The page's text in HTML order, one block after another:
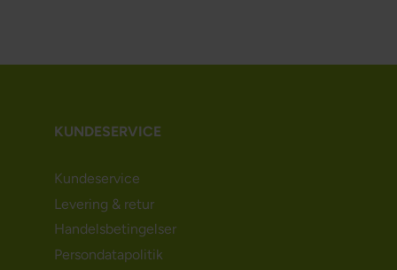
KUNDESERVICE
Kundeservice
Levering & retur
Handelsbetingelser
Persondatapolitik